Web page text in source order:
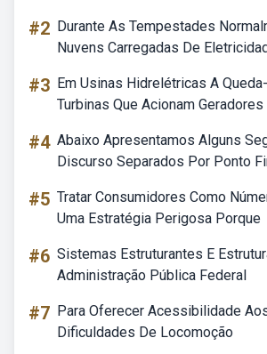
#2 Durante As Tempestades
Nuvens Carregadas De
#3 Em Usinas Hidrelétricas A
Turbinas Que Acionam Geradores
#4 Abaixo Apresentamos Alguns
Discurso Separados Por Ponto
#5 Tratar Consumidores Como
Uma Estratégia Perigosa Porque
#6 Sistemas Estruturantes E
Administração Pública Federal
#7 Para Oferecer Acessibilidade
Dificuldades De Locomoção